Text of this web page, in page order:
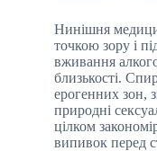
Нинішня
точкою зору і
вживання
близькості.
ерогенних зон,
природні
цілком
випивок перед